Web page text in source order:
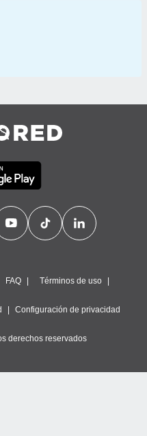
FAQ Términos de uso
Configuración de privacidad
derechos reservados